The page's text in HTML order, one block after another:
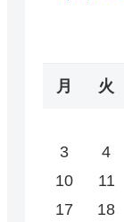
月 火
3
4
10
11
17
18